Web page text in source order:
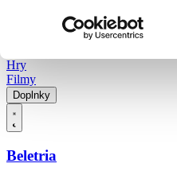
Hry
Filmy
Doplnky
Beletria